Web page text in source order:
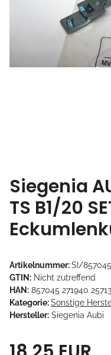
Siegenia
TS B1/20
Artikelnummer:SI/857045
GTIN: Nicht zutreffend
HAN: 857045 271940
Kategorie:Sonstige
Hersteller: Siegenia Aubi